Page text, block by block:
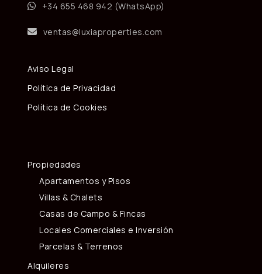
+34 655 468 942 (WhatsApp)
ventas@luxiaproperties.com
Aviso Legal
Política de Privacidad
Política de Cookies
Propiedades
Apartamentos y Pisos
Villas & Chalets
Casas de Campo & Fincas
Locales Comerciales e Inversión
Parcelas & Terrenos
Alquileres